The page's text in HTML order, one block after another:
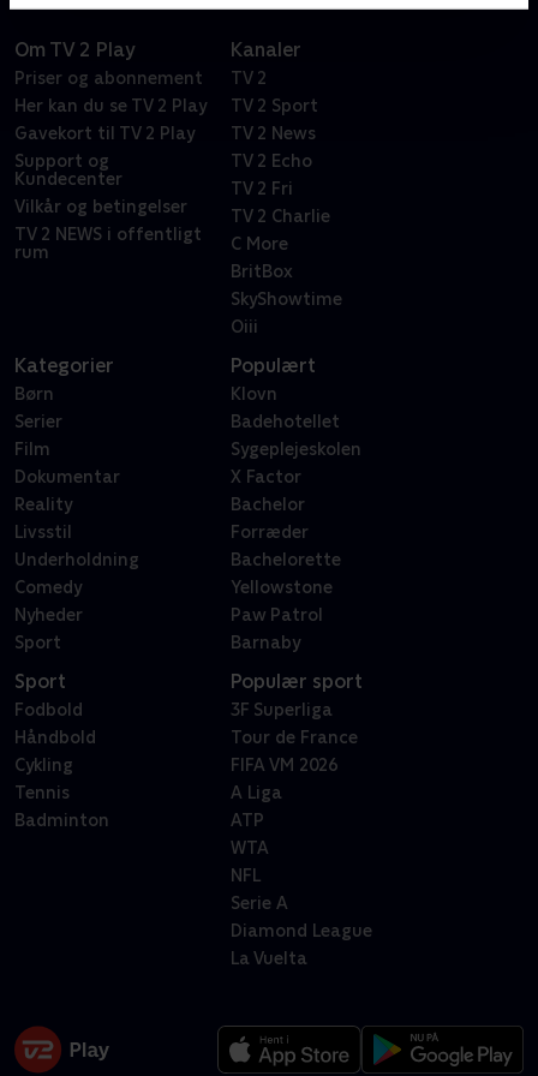
Om TV 2 Play
Priser og abonnement
Her kan du se TV 2 Play
Gavekort til TV 2 Play
Support og
Kundecenter
Vilkår og betingelser
TV 2 NEWS i offentligt
rum
Kanaler
TV 2
TV 2 Sport
TV 2 News
TV 2 Echo
TV 2 Fri
TV 2 Charlie
C More
BritBox
SkyShowtime
Oiii
Kategorier
Børn
Serier
Film
Dokumentar
Reality
Livsstil
Underholdning
Comedy
Nyheder
Sport
Populært
Klovn
Badehotellet
Sygeplejeskolen
X Factor
Bachelor
Forræder
Bachelorette
Yellowstone
Paw Patrol
Barnaby
Sport
Fodbold
Håndbold
Cykling
Tennis
Badminton
Populær sport
3F Superliga
Tour de France
FIFA VM 2026
A Liga
ATP
WTA
NFL
Serie A
Diamond League
La Vuelta